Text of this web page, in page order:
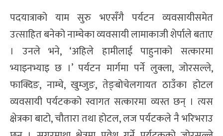
पदयात्राको याम सुरु भएसँगै पर्यटन व्यवसायीसमेत
उत्साहित बनेको नाम्चेका व्यवसायी लामाकाजी शेर्पाले बताए
। उनले भने, ‘अहिले हामीलाई पाहुनाको सत्कारमा
भ्याइनभ्याइ छ ।’ पर्यटन मार्गमा पर्ने लुक्ला, जोरसल्ले,
फाक्दिङ, नाम्चे, खुम्जुङ, तेङ्बोचेलगायत ठाउँका होटल
व्यवसायी पर्यटकको स्वागत सत्कारमा व्यस्त छन् । त्यस
क्षेत्रका बाटो, चौतारा तथा होटल, लज पर्यटकले नै भरिभराउ